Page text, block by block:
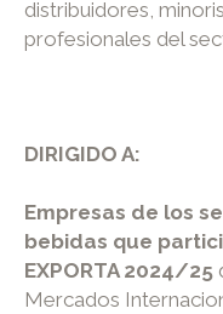
distribuidores,
profesionales del
DIRIGIDO A:
Empresas de los
bebidas que
EXPORTA 2024/25
Mercados